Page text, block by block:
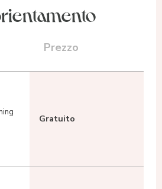
Prezzo
Gratuito